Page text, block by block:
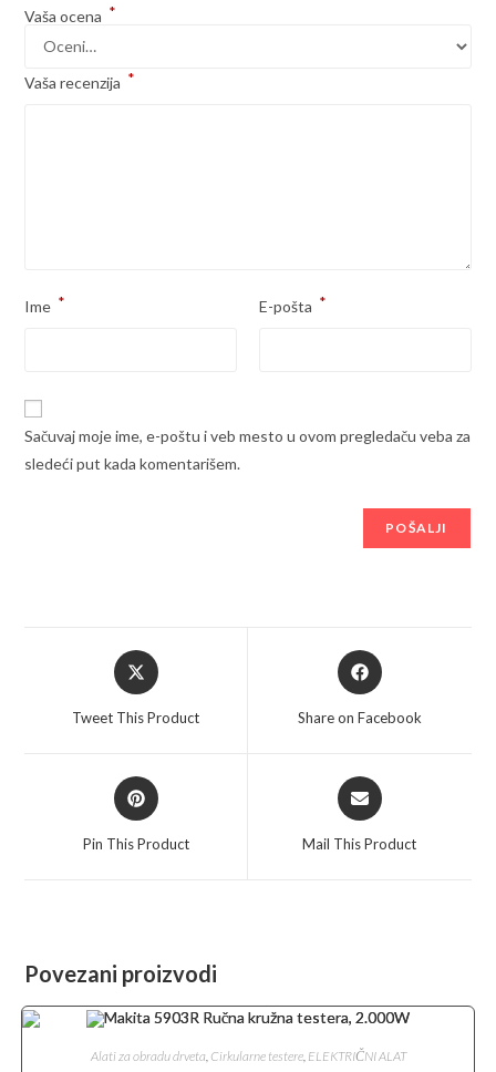
Vaša ocena *
Vaša recenzija *
Ime * E-pošta *
Sačuvaj moje ime, e-poštu i veb mesto u ovom pregledaču veba za
sledeći put kada komentarišem.
Opens
in
Tweet This Product
Opens
in
Share on Facebook
Opens
in
Pin This Product
Opens
in
Mail This Product
Povezani proizvodi
Alati za obradu drveta, Cirkularne testere, ELEKTRIČNI ALAT